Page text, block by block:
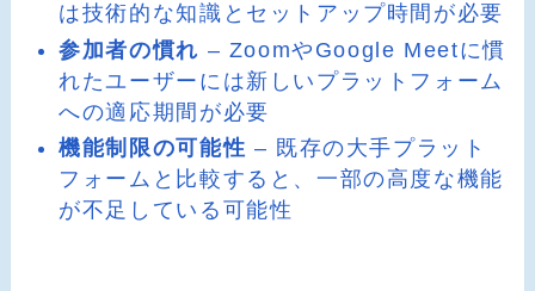
は技術的な知識とセットアップ時間が必要
参加者の慣れ – ZoomやGoogle Meetに慣
れたユーザーには新しいプラットフォーム
への適応期間が必要
機能制限の可能性 – 既存の大手プラット
フォームと比較すると、一部の高度な機能
が不足している可能性